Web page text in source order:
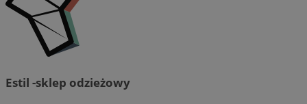
Estil -sklep odzieżowy